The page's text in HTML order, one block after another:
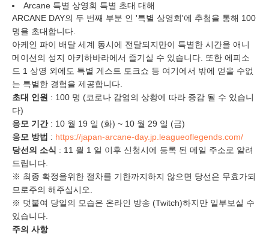
Arcane 특별 상영회 특별 초대 대해
ARCANE DAY의 두 번째 부분 인 '특별 상영회'에 추첨을 통해 100
명을 초대합니다.
아케인 파이 배달 세계 동시에 전달되지만이 특별한 시간을 애니
메이션의 성지 아키하바라에서 즐기실 수 있습니다. 또한 에피소
드 1 상영 외에도 특별 게스트 토크쇼 등 여기에서 밖에 얻을 수없
는 특별한 경험을 제공합니다.
초대 인원 : 100 명 (코로나 감염의 상황에 따라 증감 될 수 있습니
다)
응모 기간: 10 월 19 일 (화) ~ 10 월 29 일 (금)
응모 방법 : https://japan-arcane-day.jp.leagueoflegends.com/
당선의 소식 : 11 월 1 일 이후 신청시에 등록 된 메일 주소로 알려
드립니다.
※ 최종 확정을위한 절차를 기한까지하지 않으면 당선은 무효가되
므로주의 해주십시오.
※ 덧붙여 당일의 모습은 온라인 방송 (Twitch)하지만 일부보실 수
있습니다.
주의 사항